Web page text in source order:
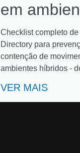
em
Checklist completo
Directory para
contenção de
ambientes híbridos -
VER MAIS